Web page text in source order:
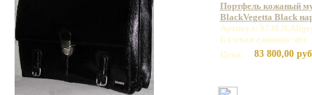
Портфель кожаный
BlackVegetta Black
Артикул: 9736
Базовая единица: шт
Цена:
83 800,00